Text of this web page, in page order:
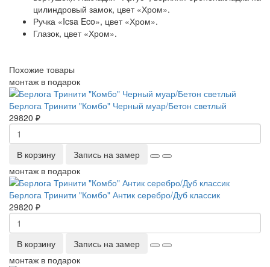
цилиндровый замок, цвет «Хром».
Ручка «Icsa Eco», цвет «Хром».
Глазок, цвет «Хром».
Похожие товары
монтаж в подарок
Берлога Тринити "Комбо" Черный муар/Бетон светлый
29820 ₽
В корзину
Запись на замер
монтаж в подарок
Берлога Тринити "Комбо" Антик серебро/Дуб классик
29820 ₽
В корзину
Запись на замер
монтаж в подарок